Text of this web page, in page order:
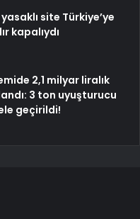
site Türkiye’ye
kapalıydı
2,1 milyar liralık
3 ton uyuşturucu
geçirildi!